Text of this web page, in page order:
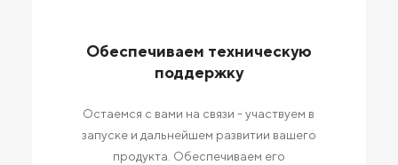
Обеспечиваем техническую
поддержку
Остаемся с вами на связи - участвуем в
запуске и дальнейшем развитии вашего
продукта. Обеспечиваем его